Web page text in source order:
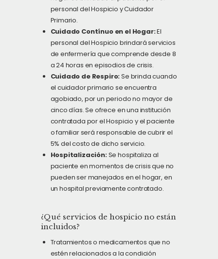
personal del Hospicio y Cuidador
Primario.
Cuidado Contínuo en el Hogar:El
personal del Hospicio brindará servicios
de enfermería que comprende desde 8
a 24 horas en episodios de crisis.
Cuidado de Respiro:Se brinda cuando
el cuidador primario se encuentra
agobiado, por un periodo no mayor de
cinco días. Se ofrece en una institución
contratada por el Hospicio y el paciente
o familiar será responsable de cubrir el
5% del costo de dicho servicio.
Hospitalización:Se hospitaliza al
paciente en momentos de crisis que no
pueden ser manejados en el hogar, en
un hospital previamente contratado.
¿Qué servicios de hospicio no están
incluidos?
Tratamientos o medicamentos que no
estén relacionados a la condición